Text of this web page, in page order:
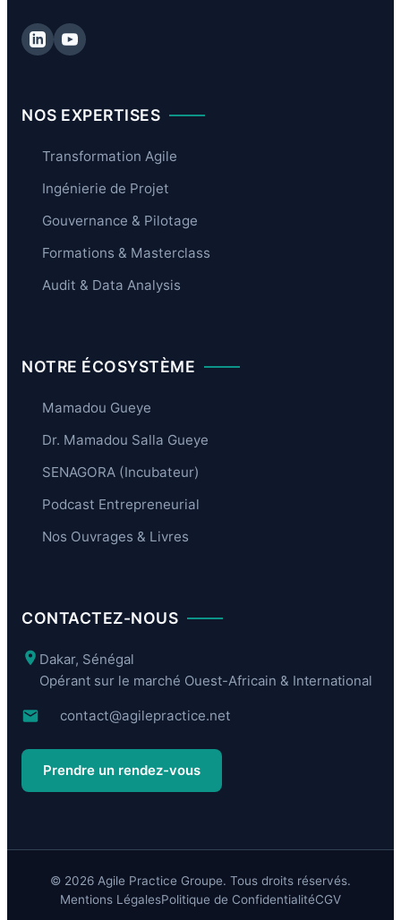
NOS EXPERTISES
Transformation Agile
Ingénierie de Projet
Gouvernance & Pilotage
Formations & Masterclass
Audit & Data Analysis
NOTRE ÉCOSYSTÈME
Mamadou Gueye
Dr. Mamadou Salla Gueye
SENAGORA (Incubateur)
Podcast Entrepreneurial
Nos Ouvrages & Livres
CONTACTEZ-NOUS
Dakar, Sénégal
Opérant sur le marché Ouest-Africain & International
contact@agilepractice.net
Prendre un rendez-vous
© 2026 Agile Practice Groupe. Tous droits réservés.
Mentions LégalesPolitique de ConfidentialitéCGV